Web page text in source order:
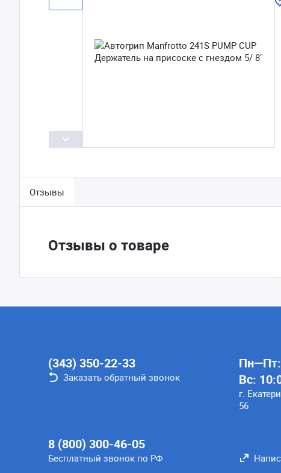
Отзывы
Отзывы о товаре
(343) 350-22-33
Заказать обратный звонок
8 (800) 300-46-05
Бесплатный звонок по РФ
Вс:
г.
56